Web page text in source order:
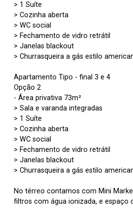
> 1 Suíte
> Cozinha aberta
> WC social
> Fechamento de vidro retrátil
> Janelas blackout
> Churrasqueira a gás estilo
Apartamento Tipo - final 3 e 4
Opção 2
- Área privativa 73m²
> Sala e varanda integradas
> 1 Suíte
> Cozinha aberta
> WC social
> Fechamento de vidro retrátil
> Janelas blackout
> Churrasqueira a gás estilo
No térreo contamos com Mini
filtros com água ionizada, e espaço